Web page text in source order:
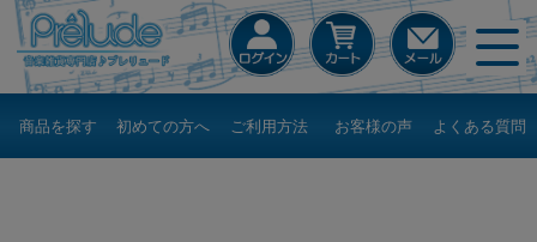
商品を探す 初めての方へ ご利用方法 お客様の声 よくある質問